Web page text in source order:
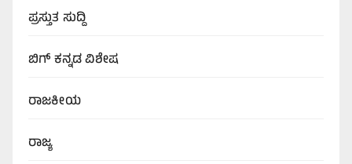
ಪ್ರಸ್ತುತ ಸುದ್ದಿ
ಬಿಗ್‌ ಕನ್ನಡ ವಿಶೇಷ
ರಾಜಕೀಯ
ರಾಜ್ಯ